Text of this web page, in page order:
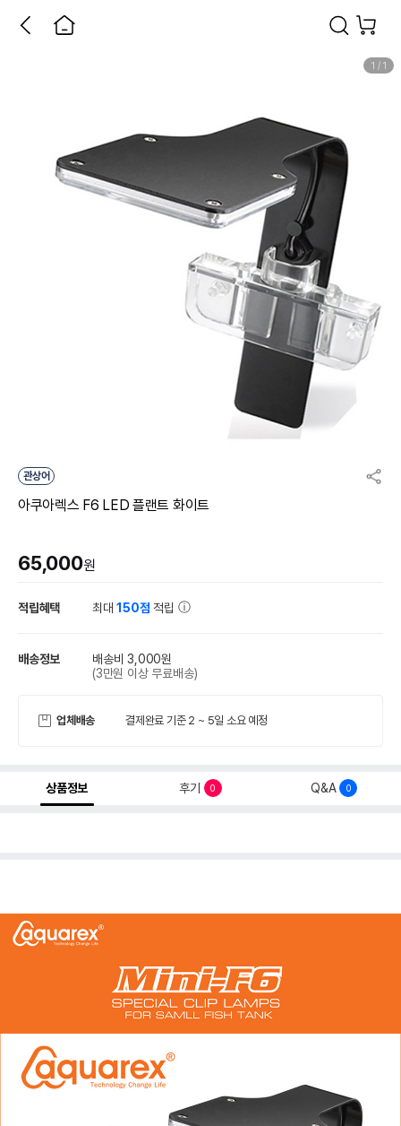
1 / 1
관상어
아쿠아렉스 F6 LED 플랜트 화이트
65,000원
적립혜택 최대150점 적립
배송정보
배송비 3,000원
(3만원 이상 무료배송)
업체배송 결제완료 기준 2 ~ 5일 소요 예정
상품정보 후기 0 Q&A 0